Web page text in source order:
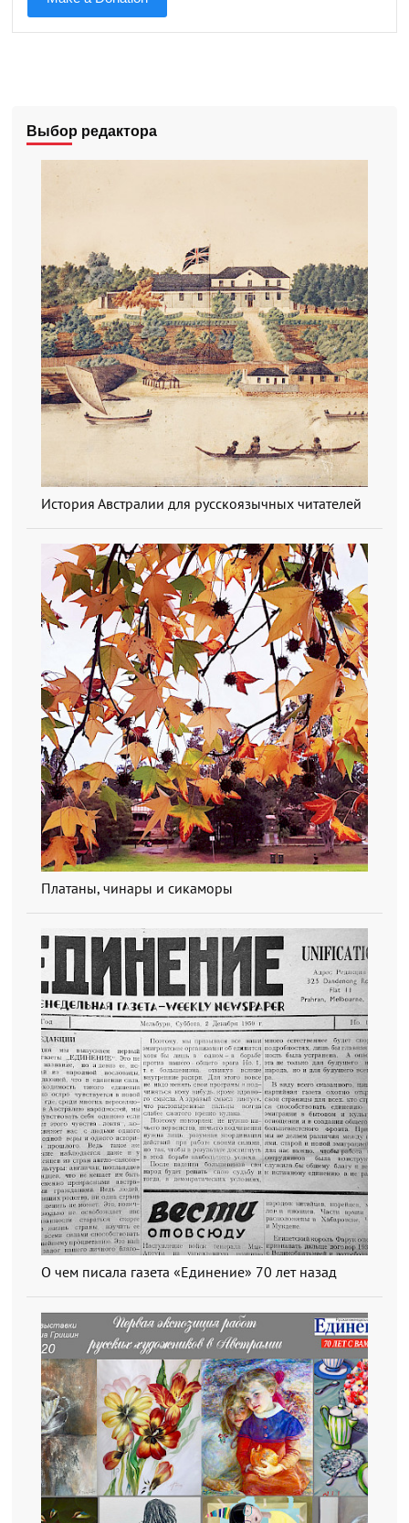
Выбор редактора
История Австралии для русскоязычных читателей
Платаны, чинары и сикаморы
О чем писала газета «Единение» 70 лет назад